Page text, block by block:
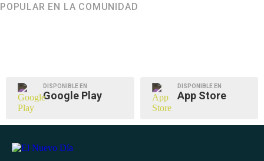
POPULAR EN LA COMUNIDAD
DISPONIBLE EN
Google Play
DISPONIBLE EN
App Store